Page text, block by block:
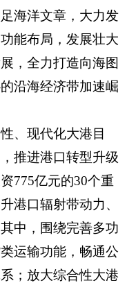
海洋文章，大力发
能布局，发展壮大
，全力打造向海图
沿海经济带加速崛
、现代化大港目
推进港口转型升级
775亿元的30个重
港口辐射带动力、
中，围绕完善多功
运输功能，畅通公
；放大综合性大港